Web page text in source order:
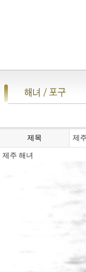
제목 제
제주 해녀